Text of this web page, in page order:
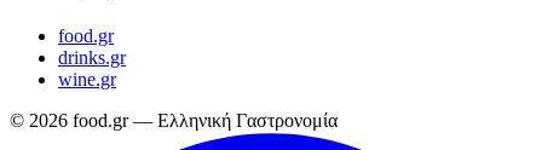
food.gr
drinks.gr
wine.gr
© 2026 food.gr — Ελληνική Γαστρονομία